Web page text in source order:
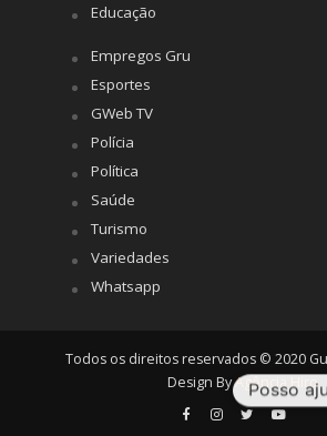
Educação
Empregos Gru
Esportes
GWeb TV
Polícia
Política
Saúde
Turismo
Variedades
Whatsapp
Todos os direitos reservados © 2020
Design ByAgência Hiro
Posso